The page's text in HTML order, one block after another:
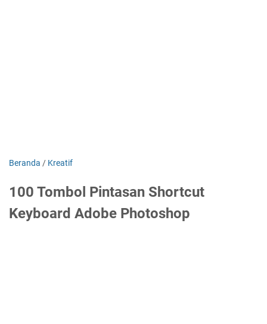
Beranda / Kreatif
100 Tombol Pintasan Shortcut
Keyboard Adobe Photoshop